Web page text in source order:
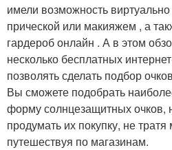
имели возможность
прической или макияжем , а
гардероб онлайн . А в этом
несколько бесплатных
позволять сделать подбор
Вы сможете подобрать
форму солнцезащитных очков,
продумать их покупку, не
путешествуя по магазинам.